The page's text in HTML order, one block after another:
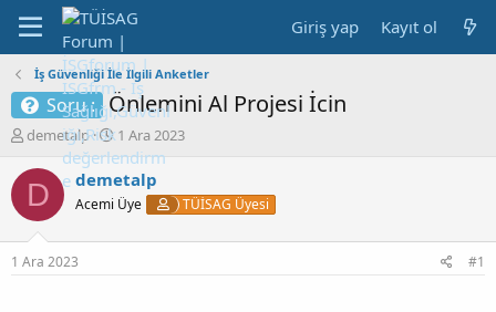
Giriş yap Kayıt ol
İş Güvenliği İle İlgili Anketler
Soru : Önlemini Al Projesi İcin
K
n
u
u
b
demetalp
B
a
ş
a
1 Ara 2023
D demetalp
Acemi Üye TÜİSAG Üyesi
1 Ara 2023 #1